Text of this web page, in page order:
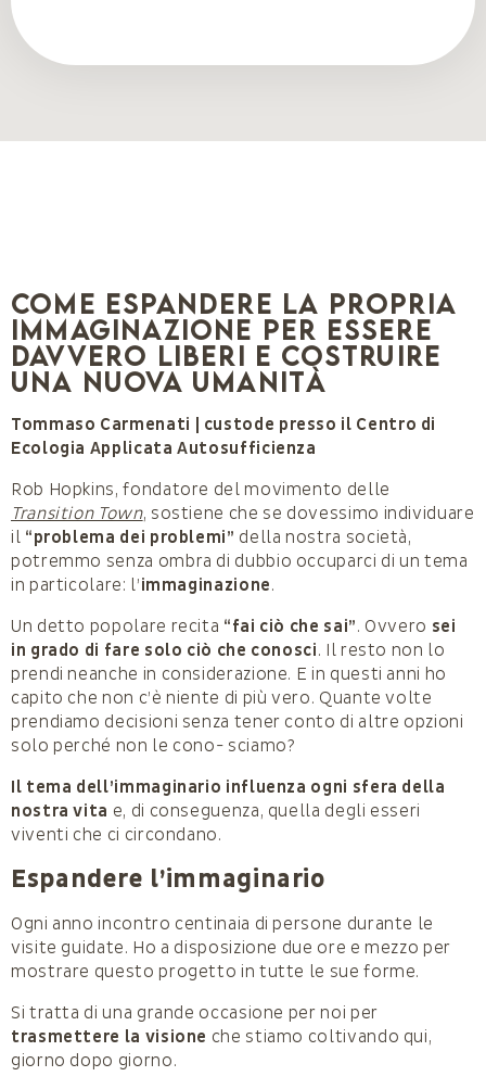
Come espandere la propria
immaginazione per essere
davvero liberi e costruire
una nuova umanità
Tommaso Carmenati | custode presso il Centro di
Ecologia Applicata Autosufficienza
Rob Hopkins, fondatore del movimento delle
Transition Town, sostiene che se dovessimo individuare
il “problema dei problemi” della nostra società,
potremmo senza ombra di dubbio occuparci di un tema
in particolare: l’immaginazione.
Un detto popolare recita “fai ciò che sai”. Ovvero sei
in grado di fare solo ciò che conosci. Il resto non lo
prendi neanche in considerazione. E in questi anni ho
capito che non c’è niente di più vero. Quante volte
prendiamo decisioni senza tener conto di altre opzioni
solo perché non le cono- sciamo?
Il tema dell’immaginario influenza ogni sfera della
nostra vita e, di conseguenza, quella degli esseri
viventi che ci circondano.
Espandere l’immaginario
Ogni anno incontro centinaia di persone durante le
visite guidate. Ho a disposizione due ore e mezzo per
mostrare questo progetto in tutte le sue forme.
Si tratta di una grande occasione per noi per
trasmettere la visione che stiamo coltivando qui,
giorno dopo giorno.